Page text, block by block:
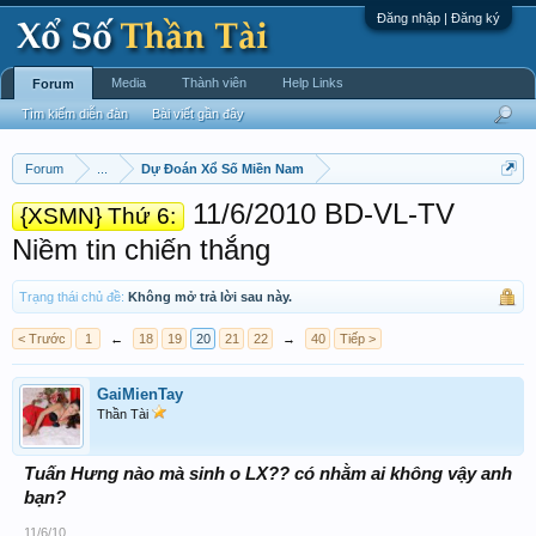
Đăng nhập | Đăng ký
Forum Dự Đoán Xổ Số Miền Nam
{XSMN} Thứ 6:
11/6/2010 BD-VL-TV
Niềm tin chiến thắng
Trạng thái chủ đề: Không mở trả lời sau này.
< Trước 1 ← 18 19 20 21 22 → 40 Tiếp >
GaiMienTay
Thần Tài
Tuấn Hưng nào mà sinh o LX?? có nhằm ai không vậy anh
bạn?
11/6/10
Forum
Tìm kiếm diễn đàn Bài viết gần đây
Media Thành viên Help Links